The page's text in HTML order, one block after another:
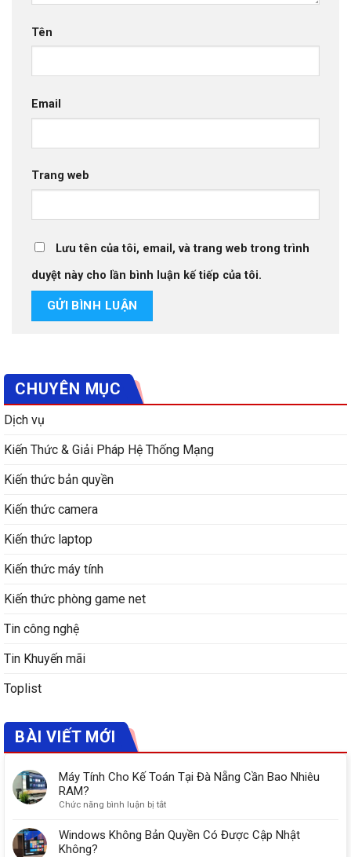
Tên
Email
Trang web
Lưu tên của tôi, email, và trang web trong trình
duyệt này cho lần bình luận kế tiếp của tôi.
CHUYÊN MỤC
Dịch vụ
Kiến Thức & Giải Pháp Hệ Thống Mạng
Kiến thức bản quyền
Kiến thức camera
Kiến thức laptop
Kiến thức máy tính
Kiến thức phòng game net
Tin công nghệ
Tin Khuyến mãi
Toplist
BÀI VIẾT MỚI
Máy Tính Cho Kế Toán Tại Đà Nẵng Cần Bao Nhiêu
RAM?
Chức năng bình luận bị tắtở
Tính
Cho
Windows Không Bản Quyền Có Được Cập Nhật
Không?